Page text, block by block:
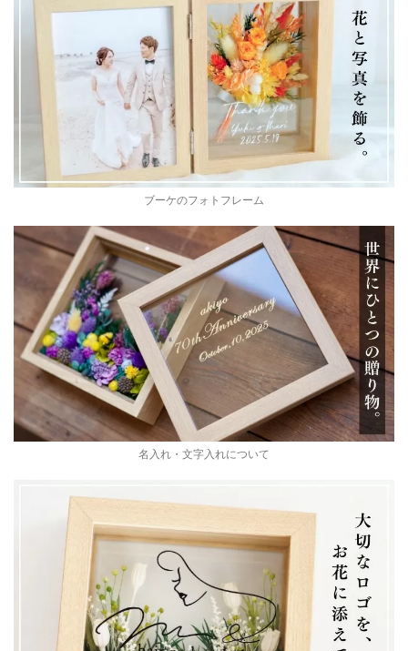
ブーケのフォトフレーム
名入れ・文字入れについて